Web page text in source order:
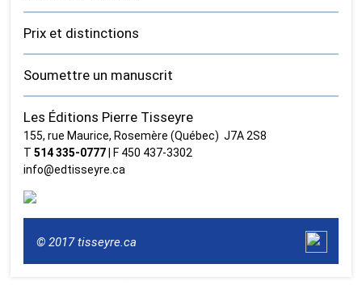
Prix et distinctions
Soumettre un manuscrit
Les Éditions Pierre Tisseyre
155, rue Maurice, Rosemère (Québec) J7A 2S8
T514 335‑0777 | F 450 437‑3302
info@edtisseyre.ca
© 2017 tisseyre.ca